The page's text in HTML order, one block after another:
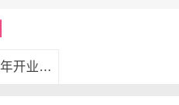
2014年开业黄道吉日